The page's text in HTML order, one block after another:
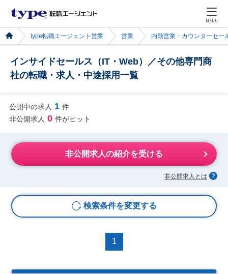
MENU
type転職エージェント営業 営業 内勤営業・カウンターセー
インサイドセールス（IT・Web）／その他専門商
社の転職・求人・中途採用一覧
公開中の求人 1 件
非公開求人 0 件がヒット
非公開求人の紹介を受ける
非公開求人とは
検索条件を変更する
1